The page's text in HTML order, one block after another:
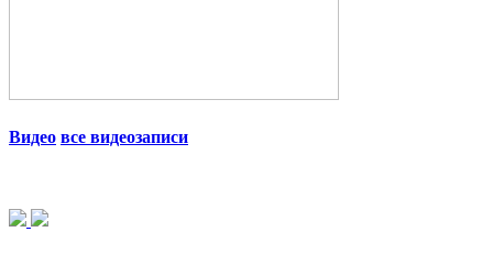
Видео все видеозаписи